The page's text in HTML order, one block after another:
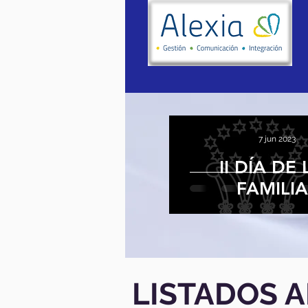
II DÍA DE
7 jun 2023
LISTADOS